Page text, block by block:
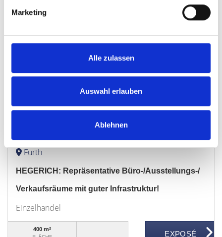
Marketing
Alle zulassen
Auswahl erlauben
Ablehnen
Fürth
HEGERICH: Repräsentative Büro-/Ausstellungs-/
Verkaufsräume mit guter Infrastruktur!
Einzelhandel
400 m²